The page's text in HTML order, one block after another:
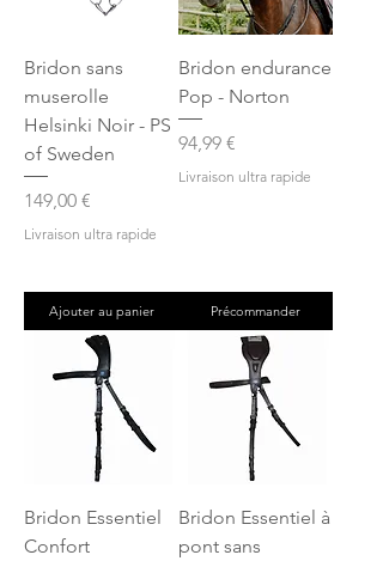
Bridon sans
muserolle
Helsinki Noir - PS
of Sweden
Prix
149,00 €
Livraison ultra rapide
Ajouter au panier
Bridon endurance
Pop - Norton
Prix
94,99 €
Livraison ultra rapide
Précommander
Bridon Essentiel
Confort
Bridon Essentiel à
pont sans